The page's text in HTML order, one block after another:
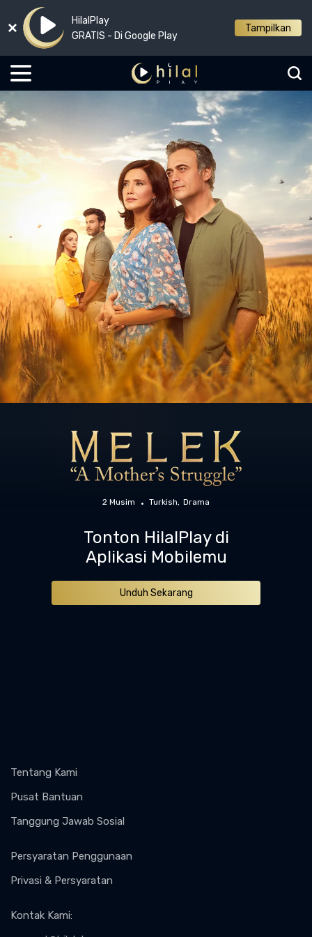
HilalPlay
GRATIS - Di Google Play
Tampilkan
2 Musim Turkish Drama
Tonton HilalPlay di
Aplikasi Mobilemu
Unduh Sekarang
Tentang Kami
Pusat Bantuan
Tanggung Jawab Sosial
Persyaratan Penggunaan
Privasi & Persyaratan
Kontak Kami: